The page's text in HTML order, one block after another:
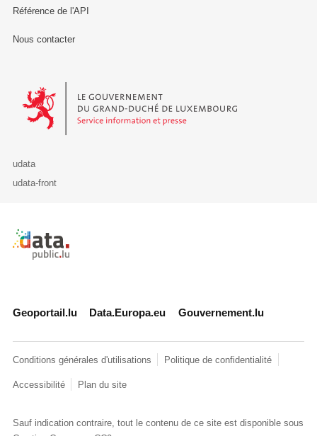
Référence de l'API
Nous contacter
Le Gouvernement du Grand-Duché de Luxembourg - Service
udata
udata-front
Retour à l'accueil de data.public.lu
Geoportail.lu Data.Europa.eu Gouvernement.lu
Conditions générales d'utilisations Politique de confidentialité
Accessibilité Plan du site
Sauf indication contraire, tout le contenu de ce site est disponible sous